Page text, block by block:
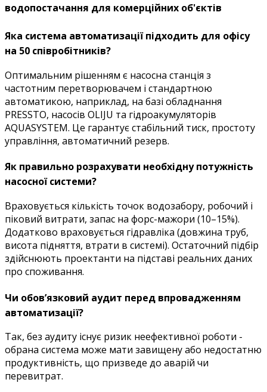
водопостачання для комерційних об'єктів
Яка система автоматизації підходить для офісу
на 50 співробітників?
Оптимальним рішенням є насосна станція з
частотним перетворювачем і стандартною
автоматикою, наприклад, на базі обладнання
PRESSTO, насосів OLIJU та гідроакумуляторів
AQUASYSTEM. Це гарантує стабільний тиск, простоту
управління, автоматичний резерв.
Як правильно розрахувати необхідну потужність
насосної системи?
Враховується кількість точок водозабору, робочий і
піковий витрати, запас на форс-мажори (10–15%).
Додатково враховується гідравліка (довжина труб,
висота підняття, втрати в системі). Остаточний підбір
здійснюють проектанти на підставі реальних даних
про споживання.
Чи обов’язковий аудит перед впровадженням
автоматизації?
Так, без аудиту існує ризик неефективної роботи -
обрана система може мати завищену або недостатню
продуктивність, що призведе до аварій чи
перевитрат.